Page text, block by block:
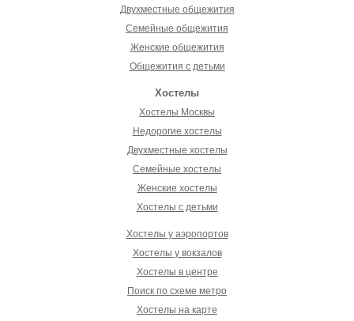
Двухместные общежития
Семейные общежития
Женские общежития
Общежития с детьми
Хостелы
Хостелы Москвы
Недорогие хостелы
Двухместные хостелы
Семейные хостелы
Женские хостелы
Хостелы с детьми
Хостелы у аэропортов
Хостелы у вокзалов
Хостелы в центре
Поиск по схеме метро
Хостелы на карте